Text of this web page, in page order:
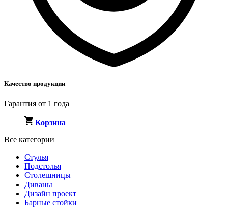
Качество продукции
Гарантия от 1 года
Корзина
Все категории
Стулья
Подстолья
Столешницы
Диваны
Дизайн проект
Барные стойки